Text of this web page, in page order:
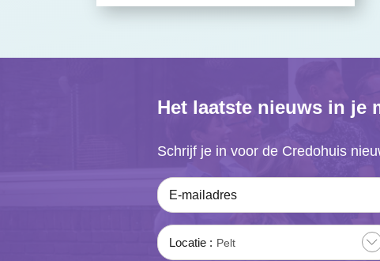
Het laatste nieuws in je
Schrijf je in voor de Credohuis
E-mailadres
Locatie Pelt